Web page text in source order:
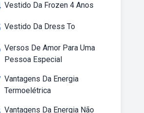
Vestido Da Frozen 4 Anos
Vestido Da Dress To
Versos De Amor Para Uma
Pessoa Especial
Vantagens Da Energia
Termoelétrica
Vantagens Da Energia Não